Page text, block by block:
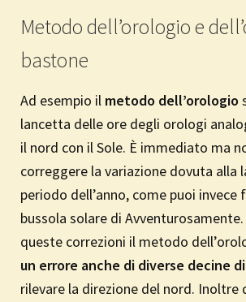
Metodo dell’orologio e
bastone
Ad esempio il metodo dell’orologio
lancetta delle ore degli orologi
il nord con il Sole. È immediato ma
correggere la variazione dovuta alla
periodo dell’anno, come puoi invece
bussola solare di
queste correzioni il metodo
un errore anche di diverse decine
rilevare la direzione del nord. Inoltre